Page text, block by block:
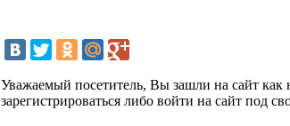
Уважаемый посетитель, Вы зашли на сайт
зарегистрироваться либо войти на сайт под